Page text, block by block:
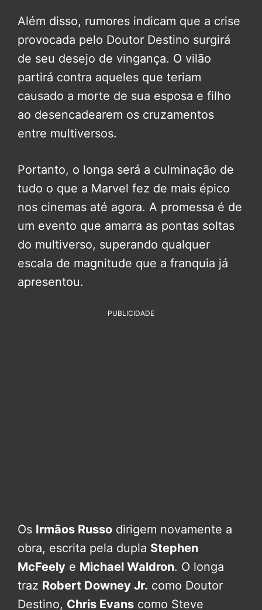
Além disso, rumores indicam que a crise
provocada pelo Doutor Destino surgirá
de seu desejo de vingança. O vilão
partirá contra aqueles que teriam
causado a morte de sua esposa e filho
ao desencadearem os cruzamentos
entre multiversos.
Portanto, o longa será a culminação de
tudo o que a Marvel fez de mais épico
nos cinemas até agora. A promessa é de
um evento que amarra as pontas soltas
do multiverso, superando qualquer
escala de magnitude que a franquia já
apresentou.
PUBLICIDADE
Os Irmãos Russo dirigem novamente a
obra, escrita pela dupla Stephen
McFeely e Michael Waldron. O longa
traz Robert Downey Jr. como Doutor
Destino, Chris Evans como Steve